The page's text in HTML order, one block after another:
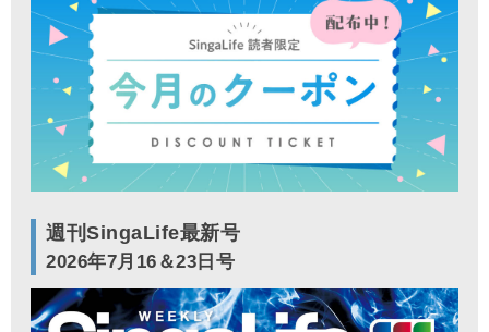
週刊SingaLife最新号
2026年7月16＆23日号